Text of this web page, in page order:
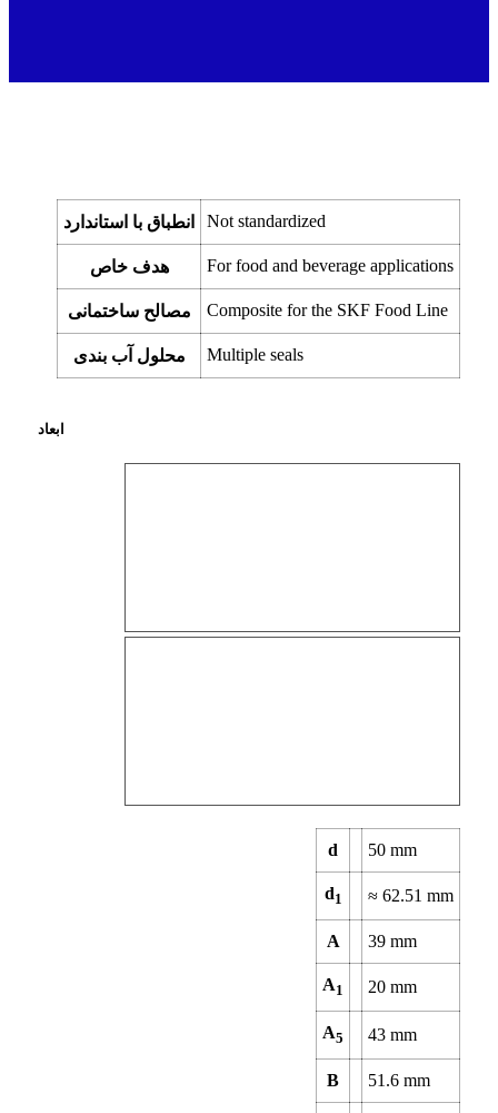
انطباق با استاندارد Not standardized
هدف خاص For food and beverage applications
مصالح ساختمانی Composite for the SKF Food Line
محلول آب بندی Multiple seals
ابعاد
d 50mm
d1 ≈ 62.51mm
A 39mm
A1 20mm
A5 43mm
B 51.6mm